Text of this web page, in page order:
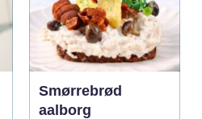
Smørrebrød
aalborg